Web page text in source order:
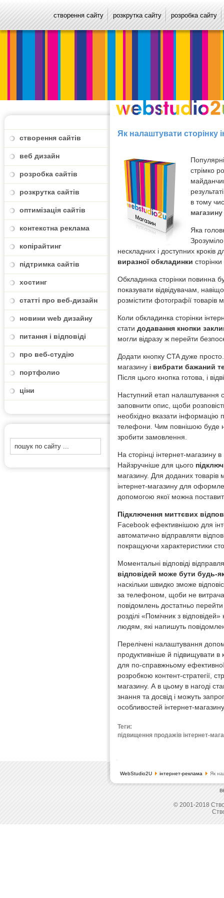
створення сайту розкрутка сайту розробка сайту
створення сайтів
веб дизайн
розробка сайтів
розкрутка сайтів
оптимізація сайтів
контекстна реклама
копірайтинг
підтримка сайтів
хостинг
статті про веб-дизайн
новини web дизайну
питання і відповіді
про веб-студію
портфолио
ціни
Як налаштувати сторінку
стрімко
в тому
Яка
нескладних і доступних
виразної обкладинки
Обкладинка сторінки повинна
показувати відвідувачам,
розмістити фотографії
Коли обкладинка сторінки
стати додавання кнопки
могли відразу ж перейти
Додати кнопку CTA дуже
магазину і вибрати бажаний
Після цього кнопка готова, і
Наступний етап налаштування
заповнити опис, щоби
необхідно вказати інформацію
телефони. Чим повнішою буде
зробити замовлення.
На сторінці інтернет-магазину
Найзручніше для цього
магазину. Для доданих товарів
інтернет-магазину для
допомогою якої можна
Підключення миттєвих
Facebook ефективнішою для
автоматично відправляти
покращуючи характеристики
Моментальні відповіді
відповідей може бути будь-
наскільки швидко зможе
за телефоном, щоби не
повідомлень достатньо
розділі «Помічник з
людям, які напишуть
Перелічені налаштування
продуктивніше й підвищувати
для по-справжньому
розробкою контент-стратегії,
магазину. А в цьому в нагоді
знання та досвід і можуть
особливостей інтернет-
Теги:
підвищення продажів інтернет-
WebStudio2U інтернет-реклама Як
© 2001-2018